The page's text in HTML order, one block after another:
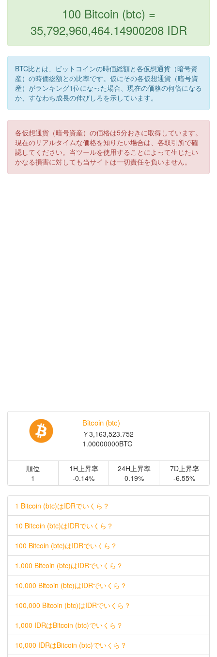
100 Bitcoin (btc) =
35,792,960,464.14900208 IDR
BTC比とは、ビットコインの時価総額と各仮想通貨（暗号資
産）の時価総額との比率です。仮にその各仮想通貨（暗号資
産）がランキング1位になった場合、現在の価格の何倍になる
か、すなわち成長の伸びしろを示しています。
各仮想通貨（暗号資産）の価格は5分おきに取得しています。
現在のリアルタイムな価格を知りたい場合は、各取引所で確
認してください。当ツールを使用することによって生じたい
かなる損害に対しても当サイトは一切責任を負いません。
Bitcoin (btc)
￥3,163,523.752
1.00000000BTC
順位
1
1H上昇率
-0.14%
24H上昇率
0.19%
7D上昇率
-6.55%
1 Bitcoin (btc)はIDRでいくら？
10 Bitcoin (btc)はIDRでいくら？
100 Bitcoin (btc)はIDRでいくら？
1,000 Bitcoin (btc)はIDRでいくら？
10,000 Bitcoin (btc)はIDRでいくら？
100,000 Bitcoin (btc)はIDRでいくら？
1,000 IDRはBitcoin (btc)でいくら？
10,000 IDRはBitcoin (btc)でいくら？